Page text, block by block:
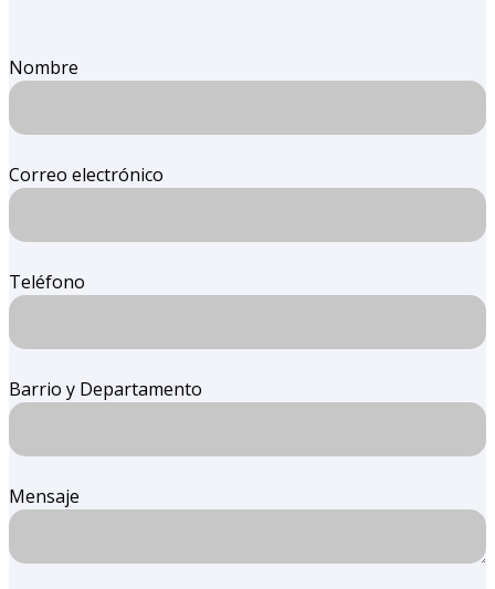
Nombre
Correo electrónico
Teléfono
Barrio y Departamento
Mensaje